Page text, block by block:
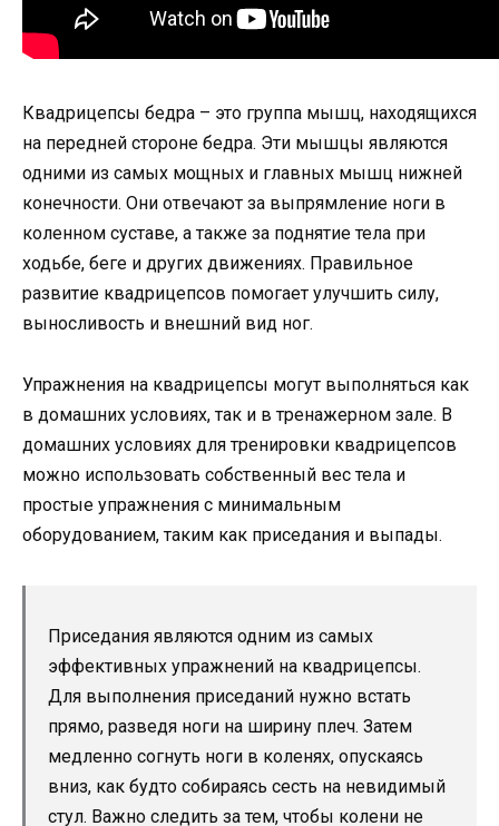
Квадрицепсы бедра – это группа мышц, находящихся
на передней стороне бедра. Эти мышцы являются
одними из самых мощных и главных мышц нижней
конечности. Они отвечают за выпрямление ноги в
коленном суставе, а также за поднятие тела при
ходьбе, беге и других движениях. Правильное
развитие квадрицепсов помогает улучшить силу,
выносливость и внешний вид ног.
Упражнения на квадрицепсы могут выполняться как
в домашних условиях, так и в тренажерном зале. В
домашних условиях для тренировки квадрицепсов
можно использовать собственный вес тела и
простые упражнения с минимальным
оборудованием, таким как приседания и выпады.
Приседания являются одним из самых
эффективных упражнений на квадрицепсы.
Для выполнения приседаний нужно встать
прямо, разведя ноги на ширину плеч. Затем
медленно согнуть ноги в коленях, опускаясь
вниз, как будто собираясь сесть на невидимый
стул. Важно следить за тем, чтобы колени не